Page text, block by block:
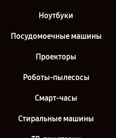
Ноутбуки
Посудомоечные машины
Проекторы
Роботы-пылесосы
Смарт-часы
Стиральные машины